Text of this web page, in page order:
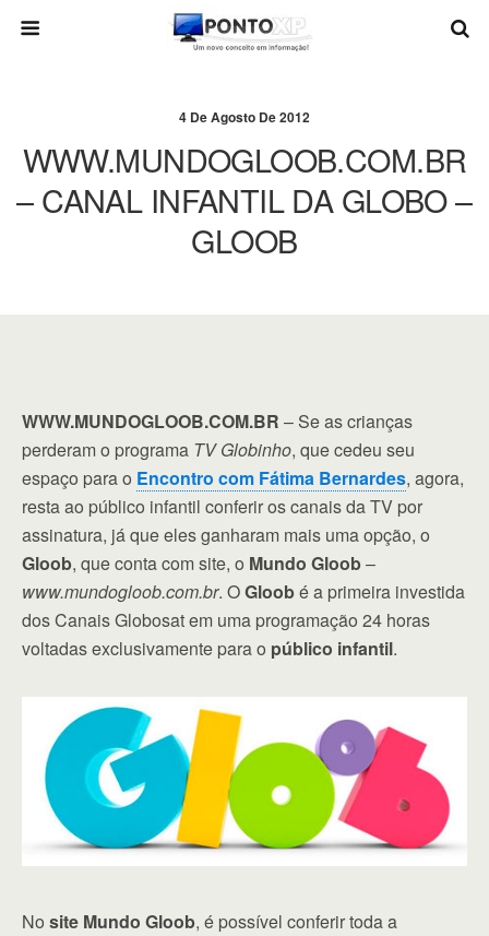
4 De Agosto De 2012
WWW.MUNDOGLOOB.COM.BR
– CANAL INFANTIL DA GLOBO –
GLOOB
WWW.MUNDOGLOOB.COM.BR – Se as crianças
perderam o programa TV Globinho, que cedeu seu
espaço para o Encontro com Fátima Bernardes, agora,
resta ao público infantil conferir os canais da TV por
assinatura, já que eles ganharam mais uma opção, o
Gloob, que conta com site, o Mundo Gloob–
www.mundogloob.com.br. OGloobé a primeira investida
dos Canais Globosat em uma programação 24 horas
voltadas exclusivamente para o público infantil.
No site Mundo Gloob, é possível conferir toda a